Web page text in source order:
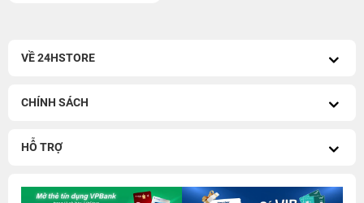
VỀ 24HSTORE
CHÍNH SÁCH
HỖ TRỢ